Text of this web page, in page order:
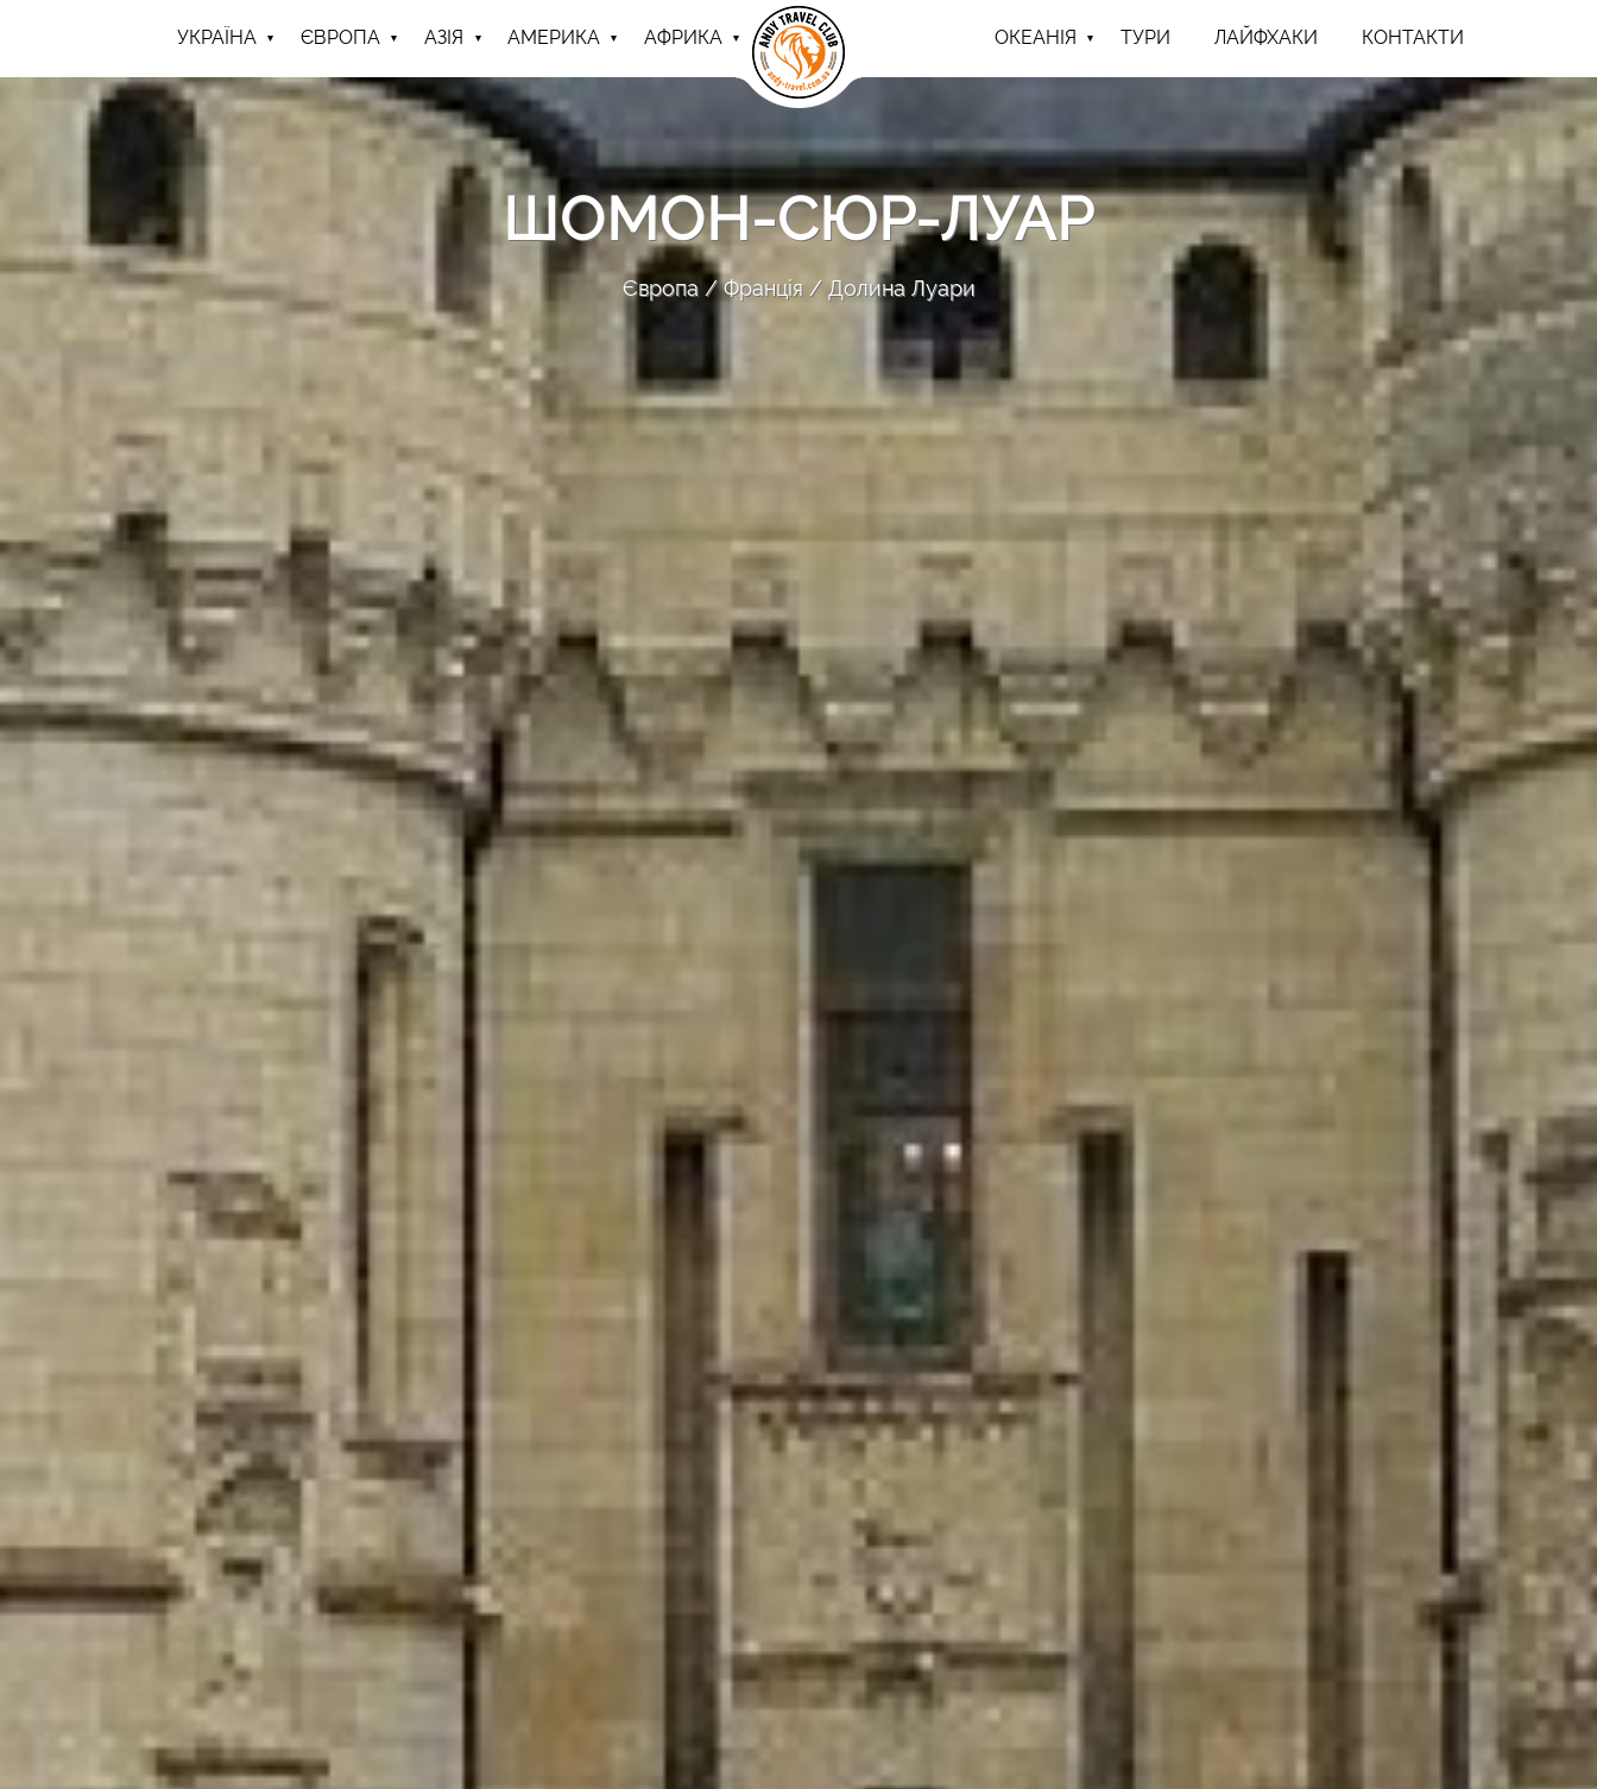
УКРАЇНА ЄВРОПА АЗІЯ АМЕРИКА АФРИКА ОКЕАНІЯ ТУРИ ЛАЙФХАКИ КОНТАКТИ
ШОМОН-СЮР-ЛУАР
Європа Франція Долина Луари